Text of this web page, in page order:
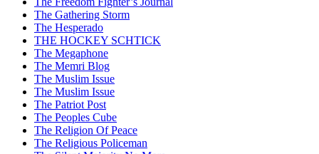
The Gathering Storm
The Hesperado
THE HOCKEY SCHTICK
The Megaphone
The Memri Blog
The Muslim Issue
The Muslim Issue
The Patriot Post
The Peoples Cube
The Religion Of Peace
The Religious Policeman